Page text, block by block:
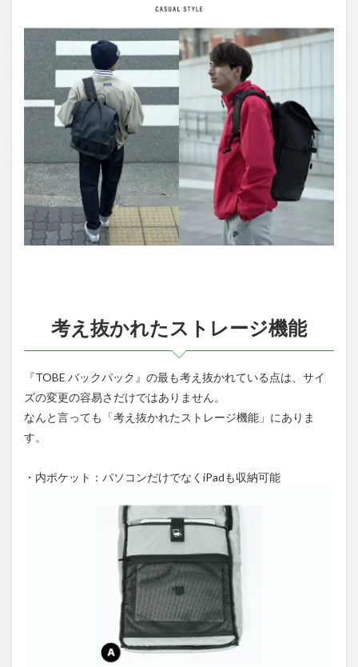
考え抜かれたストレージ機能
『TOBE バックパック』の最も考え抜かれている点は、サイ
ズの変更の容易さだけではありません。
なんと言っても「考え抜かれたストレージ機能」にありま
す。
・内ポケット：パソコンだけでなくiPadも収納可能